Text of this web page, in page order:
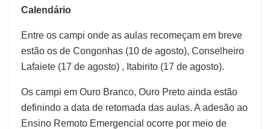
Calendário
Entre os campi onde as aulas recomeçam em breve
estão os de Congonhas (10 de agosto), Conselheiro
Lafaiete (17 de agosto) , Itabirito (17 de agosto).
Os campi em Ouro Branco, Ouro Preto ainda estão
definindo a data de retomada das aulas. A adesão ao
Ensino Remoto Emergencial ocorre por meio de